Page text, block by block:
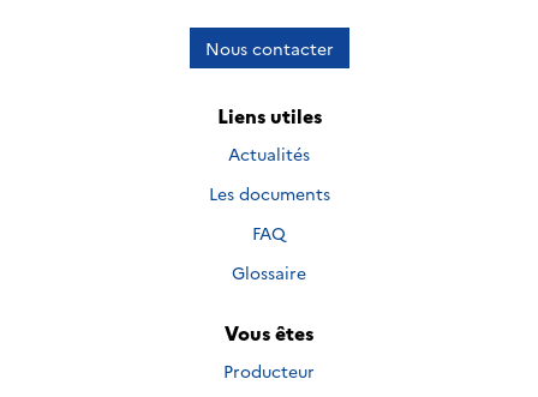
Nous contacter
Liens utiles
Actualités
Les documents
FAQ
Glossaire
Vous êtes
Producteur